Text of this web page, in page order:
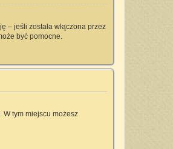
– jeśli została włączona przez
być pomocne.
tym miejscu możesz